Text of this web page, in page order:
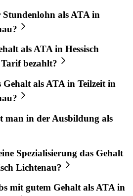
Stundenlohn als ATA in
als ATA in Hessisch
bezahlt?
Gehalt als ATA in Teilzeit in
man in der Ausbildung als
Spezialisierung das Gehalt
Lichtenau?
mit gutem Gehalt als ATA in